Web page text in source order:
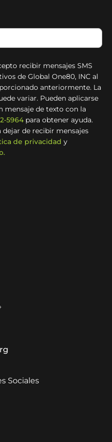
recibir mensajes SMS
de Global One80, INC al
anteriormente. La
variar. Pueden aplicarse
mensaje de texto con la
5964 para obtener ayuda.
dejar de recibir mensajes
de privacidad y
Sociales